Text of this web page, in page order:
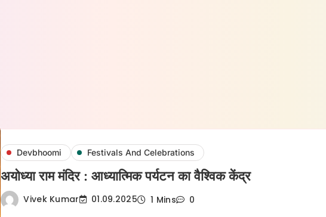
Devbhoomi Festivals And Celebrations
अयोध्या राम मंदिर : आध्यात्मिक पर्यटन का वैश्विक केंद्र
Vivek Kumar 01.09.2025 1 Mins 0